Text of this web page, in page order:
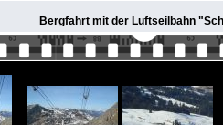
Bergfahrt mit der Luftseilbahn